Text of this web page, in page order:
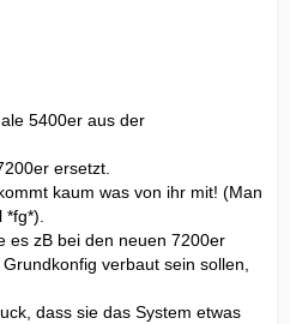
5400er aus der
ersetzt.
kaum was von ihr mit! (Man
es zB bei den neuen 7200er
verbaut sein sollen,
dass sie das System etwas